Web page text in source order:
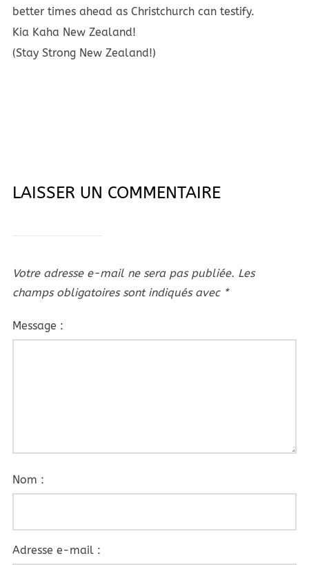
better times ahead as Christchurch can testify.
Kia Kaha New Zealand!
(Stay Strong New Zealand!)
LAISSER UN COMMENTAIRE
Votre adresse e-mail ne sera pas publiée. Les
champs obligatoires sont indiqués avec *
Message :
Nom :
Adresse e-mail :